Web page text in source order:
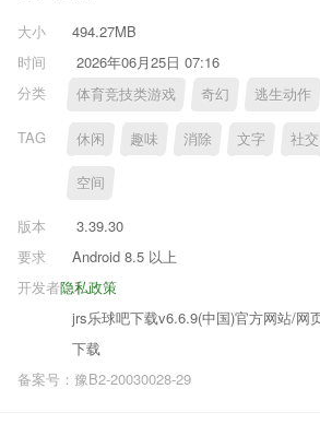
大小
494.27MB
时间
2026年06月25日 07:16
分类
体育竞技类游戏 奇幻 逃生动作
TAG 休闲 趣味 消除 文字 社交
空间
版本
3.39.30
要求
Android 8.5 以上
隐私政策
开发者
jrs乐球吧下载v6.6.9(中国)官方网站/网
下载
备案号：豫B2-20030028-29